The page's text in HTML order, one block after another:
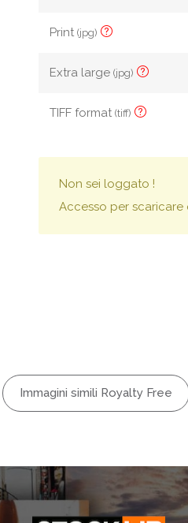
Print(jpg)
Extra large(jpg)
TIFF format(tiff)
Non sei loggato !
Accesso per scaricare
Immagini simili Royalty Free